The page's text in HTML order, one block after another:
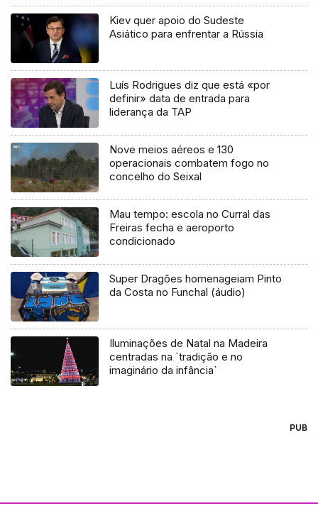
Kiev quer apoio do Sudeste
Asiático para enfrentar a Rússia
Luís Rodrigues diz que está «por
definir» data de entrada para
liderança da TAP
Nove meios aéreos e 130
operacionais combatem fogo no
concelho do Seixal
Mau tempo: escola no Curral das
Freiras fecha e aeroporto
condicionado
Super Dragões homenageiam Pinto
da Costa no Funchal (áudio)
Iluminações de Natal na Madeira
centradas na `tradição e no
imaginário da infância`
PUB